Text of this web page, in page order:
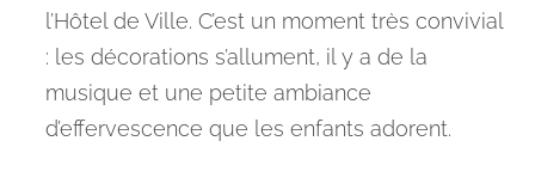
l’Hôtel de Ville. C’est un moment très convivial
: les décorations s’allument, il y a de la
musique et une petite ambiance
d’effervescence que les enfants adorent.